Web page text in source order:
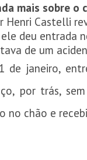
mais sobre o
Henri Castelli
deu entrada
de um
de janeiro,
por trás,
no chão e